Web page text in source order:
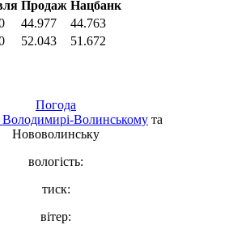
Погода
Володимирі-Волинському та
Нововолинську
вологість:
тиск:
вітер: